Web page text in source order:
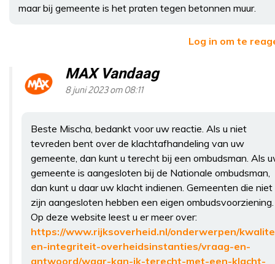
maar bij gemeente is het praten tegen betonnen muur.
Log in om te
MAX Vandaag
8 juni 2023 om 08:11
Beste Mischa, bedankt voor uw reactie. Als u niet
tevreden bent over de klachtafhandeling van uw
gemeente, dan kunt u terecht bij een ombudsman. Als
gemeente is aangesloten bij de Nationale ombudsman,
dan kunt u daar uw klacht indienen. Gemeenten die niet
zijn aangesloten hebben een eigen ombudsvoorziening.
Op deze website leest u er meer over:
https://www.rijksoverheid.nl/onderwerpen/
en-integriteit-overheidsinstanties/vraag-en-
antwoord/waar-kan-ik-terecht-met-een-klacht-